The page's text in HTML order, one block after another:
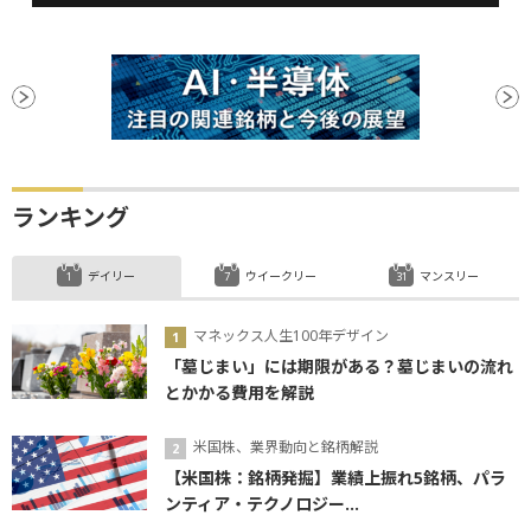
ランキング
デイリー
マネックス人生100年デザイン
「墓じまい」には期限がある？墓じまいの流れ
とかかる費用を解説
米国株、業界動向と銘柄解説
【米国株：銘柄発掘】業績上振れ5銘柄、パラ
ンティア・テクノロジー...
ウイークリー マンスリー